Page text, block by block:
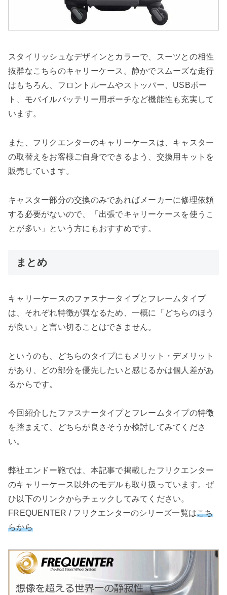
スタイリッシュなデザインとカラーで、スーツとの相性
抜群なこちらのキャリーケース。静かでスムーズな走行
はもちろん、フロントルームやストッパー、USBポー
ト、モバイルバッテリー用ポーチなど機能性も充実して
います。
また、フリクエンターのキャリーケースは、キャスター
の取替えをお客様ご自身でできるよう、交換用キットを
販売しています。
キャスター部分の交換のみであればメーカーに修理依頼
する必要がないので、「出張でキャリーケースを使うこ
とが多い」という方にもおすすめです。
まとめ
キャリーケースのファスナータイプとフレームタイプ
は、それぞれ特徴が異なるため、一概に「どちらのほう
が良い」と言い切ることはできません。
というのも、どちらのタイプにもメリット・デメリット
があり、どの部分を優先したいと感じるかは個人差があ
るからです。
今回紹介したファスナータイプとフレームタイプの特徴
を踏まえて、どちらが良さそうか検討してみてくださ
い。
弊社エンドー鞄では、本記事で掲載したフリクエンター
のキャリーケース以外のモデルも取り扱っています。ぜ
ひ以下のリンクからチェックしてみてください。
FREQUENTER / フリクエンターのシリーズ一覧はこち
らから